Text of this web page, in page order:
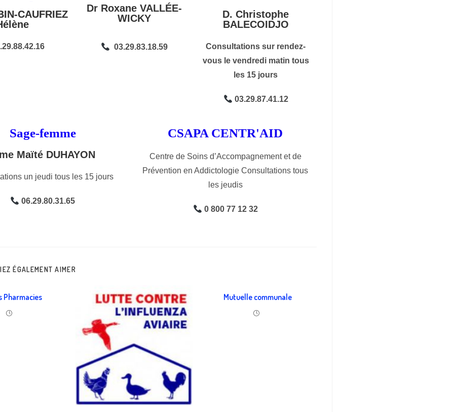
CAUFRIEZ
Dr Roxane VALLÉE-
WICKY
03.29.83.18.59
D. Christophe
BALECOIDJO
Consultations sur rendez-
vous le vendredi matin tous
les 15 jours
03.29.87.41.12
Sage-femme
Maïté DUHAYON
un jeudi tous les 15 jours
06.29.80.31.65
CSAPA CENTR'AID
Centre de Soins d’Accompagnement et de
Prévention en Addictologie Consultations tous
les jeudis
0 800 77 12 32
ÉGALEMENT AIMER
Pharmacies Mutuelle communale